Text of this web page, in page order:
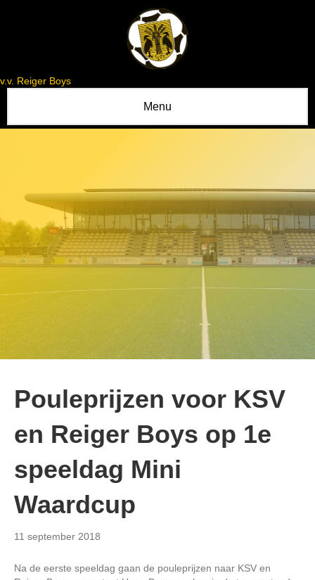
v.v. Reiger Boys
Menu
Pouleprijzen voor KSV
en Reiger Boys op 1e
speeldag Mini
Waardcup
11 september 2018
Na de eerste speeldag gaan de pouleprijzen naar KSV en